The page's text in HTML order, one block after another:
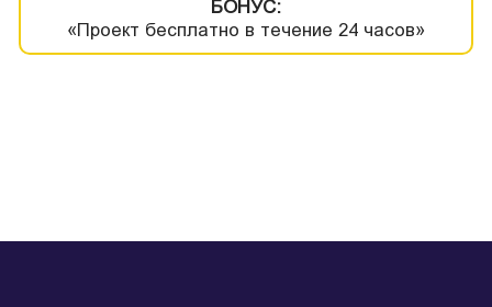
БОНУС:
«Проект бесплатно в течение 24 часов»